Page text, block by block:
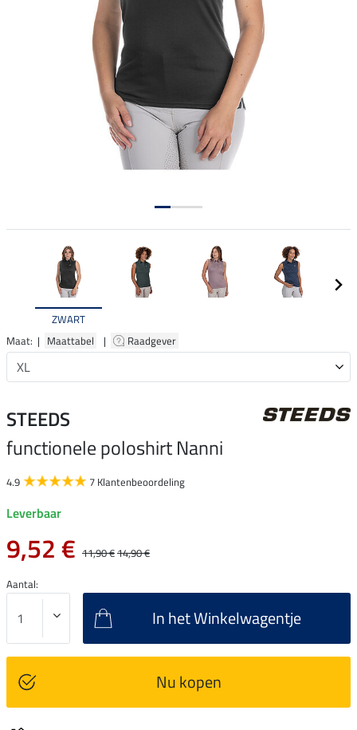
ZWART
Maat: | Maattabel | Raadgever
STEEDS
functionele poloshirt Nanni
4.9 7 Klantenbeoordeling
Leverbaar
9,52 € 11,90 €14,90 €
Aantal:
In het Winkelwagentje
Nu kopen